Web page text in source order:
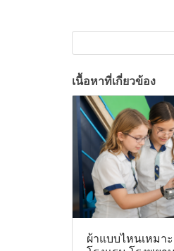
เนื้อหาที่เกี่ยวข้อง
ผ้าแบบไหนเหมา